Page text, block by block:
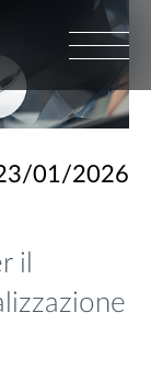
01/2026
il